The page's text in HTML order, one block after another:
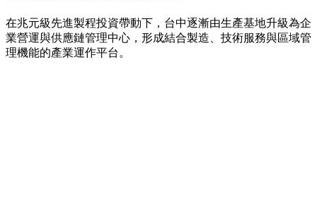
在兆元級先進製程投資帶動下，台中逐漸由生產基地升級為企
業營運與供應鏈管理中心，形成結合製造、技術服務與區域管
理機能的產業運作平台。